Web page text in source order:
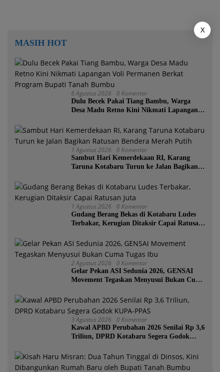
MASIH HOT
6 Agustus 2026 0 Komentar
Dulu Becek Pakai Tiang Bambu, Warga
Desa Madu Retno Kini Nikmati Lapangan
Tanah Bumbu
1 Agustus 2026 0 Komentar
Sambut Hari Kemerdekaan RI, Karang
Taruna Kotabaru Turun ke Jalan Bagikan
1 Agustus 2026 0 Komentar
Gudang Berang Bekas di Kotabaru Ludes
Terbakar, Kerugian Ditaksir Capai Ratusan
2 Agustus 2026 0 Komentar
Gelar Pekan ASI Sedunia 2026, GENSAI
Movement Tegaskan Menyusui Bukan Cuma
3 Agustus 2026 0 Komentar
Kawal APBD Perubahan 2026 Senilai Rp 3,6
Triliun, DPRD Kotabaru Segera Godok
X